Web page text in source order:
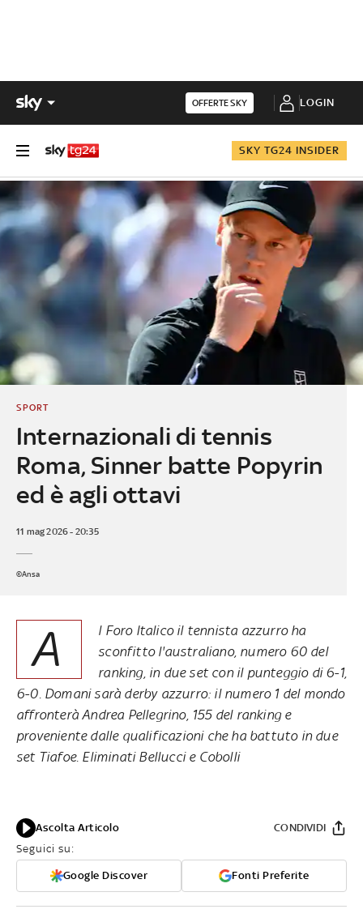
OFFERTE SKY LOGIN
SKY TG24 INSIDER
Internazionali di tennis
Roma, Sinner batte Popyrin
ed è agli ottavi
SPORT
11 mag 2026 - 20:35
©Ansa
A
l Foro Italico il tennista azzurro ha
sconfitto l'australiano, numero 60 del
ranking, in due set con il punteggio di 6-1,
6-0. Domani sarà derby azzurro: il numero 1 del mondo
affronterà Andrea Pellegrino, 155 del ranking e
proveniente dalle qualificazioni che ha battuto in due
set Tiafoe. Eliminati Bellucci e Cobolli
Ascolta Articolo
Seguici su:
Google Discover Fonti Preferite
CONDIVIDI